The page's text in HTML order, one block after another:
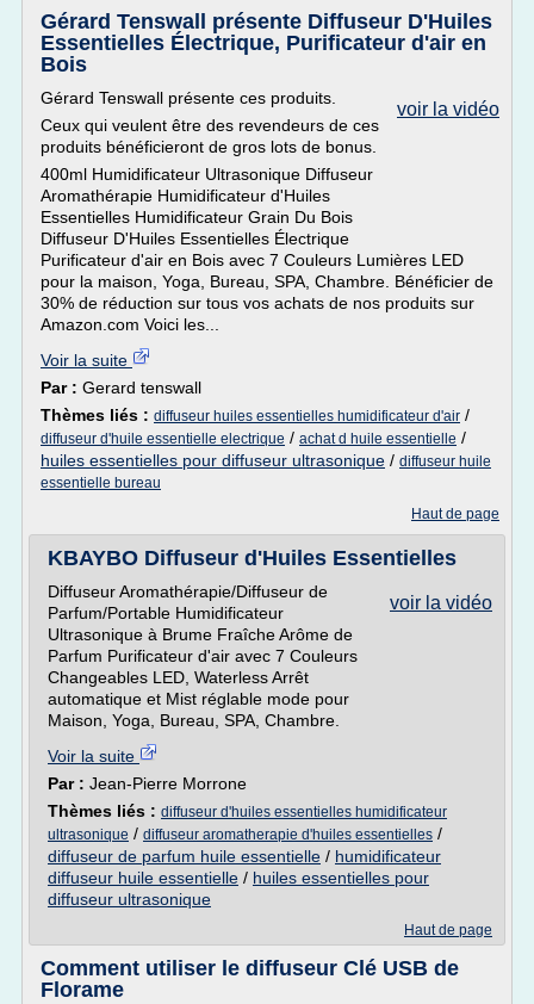
Gérard Tenswall présente Diffuseur D'Huiles
Essentielles Électrique, Purificateur d'air en
Bois
voir la vidéo
Gérard Tenswall présente ces produits.
Ceux qui veulent être des revendeurs de ces
produits bénéficieront de gros lots de bonus.
400ml Humidificateur Ultrasonique Diffuseur
Aromathérapie Humidificateur d'Huiles
Essentielles Humidificateur Grain Du Bois
Diffuseur D'Huiles Essentielles Électrique
Purificateur d'air en Bois avec 7 Couleurs Lumières LED
pour la maison, Yoga, Bureau, SPA, Chambre. Bénéficier de
30% de réduction sur tous vos achats de nos produits sur
Amazon.com Voici les...
Voir la suite
Par : Gerard tenswall
Thèmes liés : diffuseur huiles essentielles humidificateur d'air /
diffuseur d'huile essentielle electrique / achat d huile essentielle /
huiles essentielles pour diffuseur ultrasonique / diffuseur huile
essentielle bureau
Haut de page
KBAYBO Diffuseur d'Huiles Essentielles
voir la vidéo
Diffuseur Aromathérapie/Diffuseur de
Parfum/Portable Humidificateur
Ultrasonique à Brume Fraîche Arôme de
Parfum Purificateur d'air avec 7 Couleurs
Changeables LED, Waterless Arrêt
automatique et Mist réglable mode pour
Maison, Yoga, Bureau, SPA, Chambre.
Voir la suite
Par : Jean-Pierre Morrone
Thèmes liés : diffuseur d'huiles essentielles humidificateur
ultrasonique / diffuseur aromatherapie d'huiles essentielles /
diffuseur de parfum huile essentielle / humidificateur
diffuseur huile essentielle / huiles essentielles pour
diffuseur ultrasonique
Haut de page
Comment utiliser le diffuseur Clé USB de
Florame